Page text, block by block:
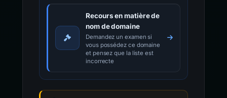
Recours en matière de
nom de domaine
Demandez un examen si
vous possédez ce domaine
et pensez que la liste est
incorrecte